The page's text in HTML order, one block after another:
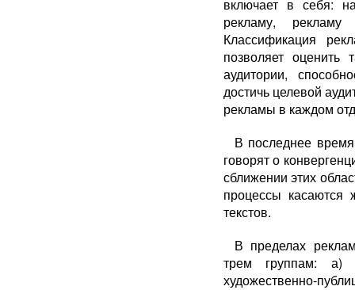
включает в себя:
рекламу,
Классификация
позволяет оценить
аудитории,
достичь целевой
рекламы в каждом
В последнее
говорят о
сближении этих
процессы касаются
текстов.
В пределах
трем группам: а)
художественно-